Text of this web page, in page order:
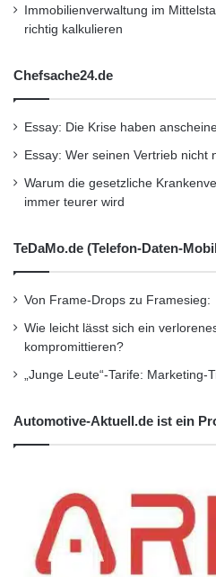
Immobilienverwaltung im
richtig kalkulieren
Chefsache24.de
Essay: Die Krise haben
Essay: Wer seinen Vertrieb nicht
Warum die gesetzliche
immer teurer wird
TeDaMo.de (Telefon-Daten-
Von Frame-Drops zu Framesieg:
Wie leicht lässt sich ein
kompromittieren?
„Junge Leute“-Tarife:
Automotive-Aktuell.de ist ein